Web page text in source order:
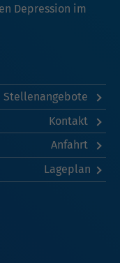
Depression im
Stellenangebote
Kontakt
Anfahrt
Lageplan